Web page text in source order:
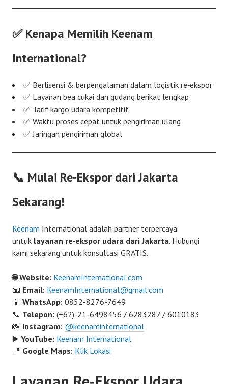
✅ Kenapa Memilih Keenam
International?
✅ Berlisensi & berpengalaman dalam logistik re‑ekspor
✅ Layanan bea cukai dan gudang berikat lengkap
✅ Tarif kargo udara kompetitif
✅ Waktu proses cepat untuk pengiriman ulang
✅ Jaringan pengiriman global
📞 Mulai Re‑Ekspor dari Jakarta
Sekarang!
Keenam International adalah partner terpercaya
untuk layanan re‑ekspor udara dari Jakarta. Hubungi
kami sekarang untuk konsultasi GRATIS.
🌐 Website: KeenamInternational.com
📧 Email: KeenamInternational@gmail.com
📱 WhatsApp: 0852-8276-7649
📞 Telepon: (+62)-21-6498456 / 6283287 / 6010183
📸 Instagram: @keenaminternational
▶️ YouTube: Keenam International
📍 Google Maps: Klik Lokasi